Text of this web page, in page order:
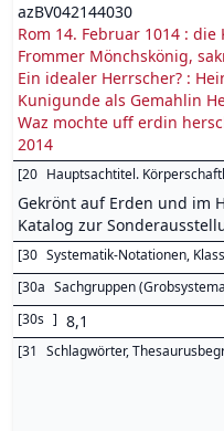
azBV042144030
Rom 14. Februar 1014 :
Frommer Mönchskönig,
Ein idealer Herrscher? :
Kunigunde als Gemahlin
Waz mochte uff erdin
2014
[20 Hauptsachtitel.
Gekrönt auf Erden und im
Katalog zur
[30 Systematik-Notationen,
[30a Sachgruppen
[30s ] 8,1
[31 Schlagwörter,